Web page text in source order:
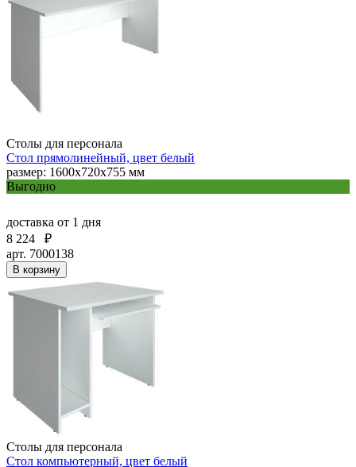
Столы для персонала
Стол прямолинейный, цвет белый
размер: 1600х720х755 мм
Выгодно
доставка от 1 дня
8 224
₽
арт. 7000138
В корзину
Столы для персонала
Стол компьютерный, цвет белый